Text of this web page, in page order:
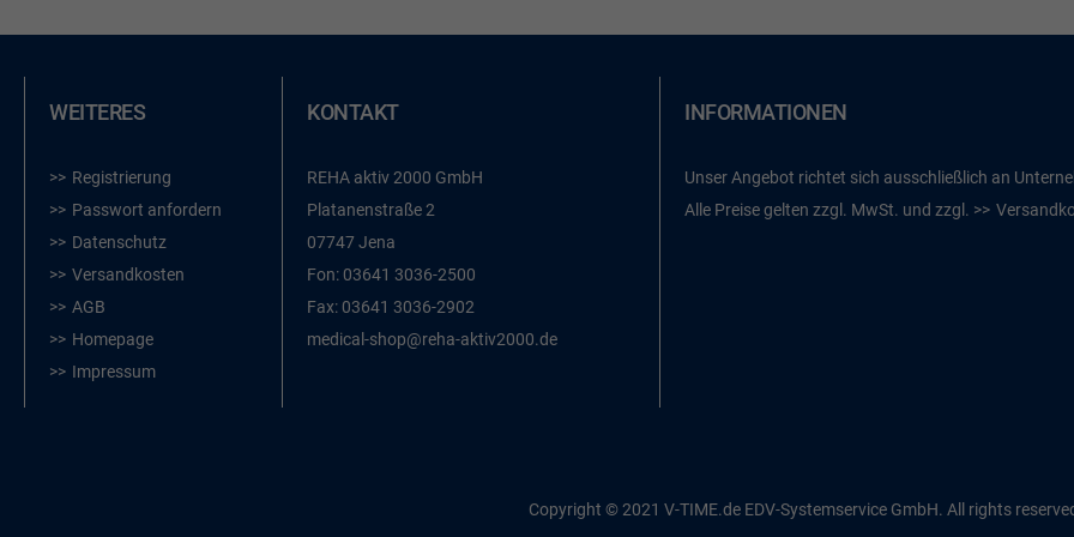
WEITERES
Registrierung
Passwort anfordern
Datenschutz
Versandkosten
AGB
Homepage
Impressum
KONTAKT
REHA aktiv 2000 GmbH
Platanenstraße 2
07747 Jena
Fon: 03641 3036-2500
Fax: 03641 3036-2902
medical-shop@reha-aktiv2000.de
INFORMATIONEN
Unser Angebot richtet sich ausschließlich an
Alle Preise gelten zzgl. MwSt. und zzgl.
Copyright © 2021 V-TIME.de EDV-Systemservice GmbH. All rights